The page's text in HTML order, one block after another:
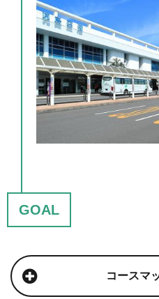
GOAL
コースマ